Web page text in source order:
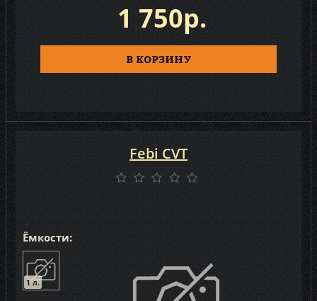
1 750р.
В КОРЗИНУ
Ёмкости:
1 л.
Febi CVT